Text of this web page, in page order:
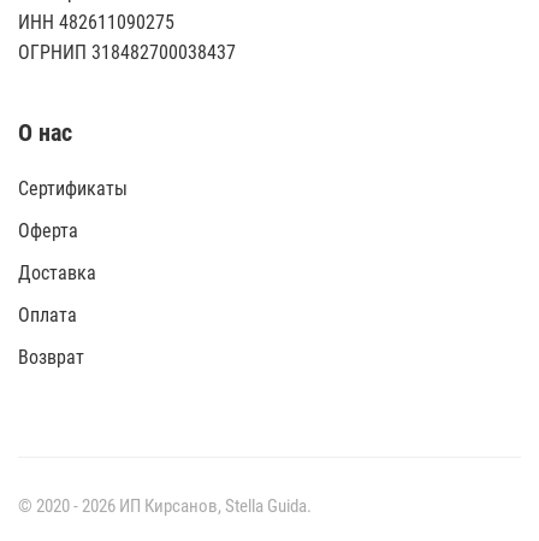
ИНН 482611090275
ОГРНИП 318482700038437
О нас
Сертификаты
Оферта
Доставка
Оплата
Возврат
© 2020 - 2026 ИП Кирсанов, Stella Guida.